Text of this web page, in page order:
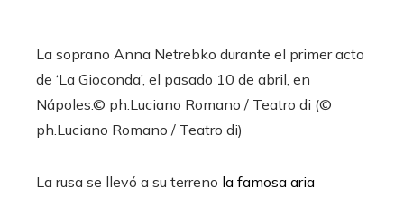
La soprano Anna Netrebko durante el primer acto
de ‘La Gioconda’, el pasado 10 de abril, en
Nápoles.© ph.Luciano Romano / Teatro di (©
ph.Luciano Romano / Teatro di)
La rusa se llevó a su terreno la famosa aria